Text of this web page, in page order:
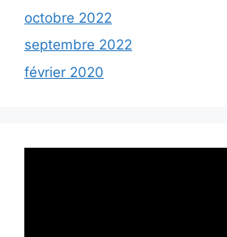
octobre 2022
septembre 2022
février 2020